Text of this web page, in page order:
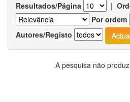
Resultados/Página |
Por ordem
Autores/Registo
A pesquisa não